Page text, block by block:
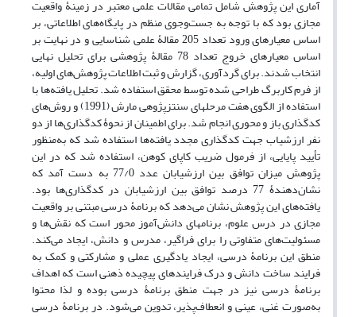
آماری این پژوهش شامل تمامی مقالات علمی معتبر در زمینۀ واقعیت
مجازی بود که با توجه به جست‌وجوی منظم در پایگاه‌های اطلاعاتی، بر
اساس معیارهای ورود تعداد 205 مقالۀ علمی شناسایی و در نهایت بر
اساس معیارهای خروج تعداد 78 مقالۀ پژوهشی برای تحلیل نهایی
انتخاب شدند. برای گردآوری، گزارش و ثبت اطلاعات پژوهش‌های اولیه،
از فرم کاربرگ طراحی شده توسط محقق استفاده شد. تحلیل یافته‌ها با
استفاده از الگوی هفت مرحلهای سنتزپژوهی مارش (1991) و روش‌های
کدگذاری باز و محوری انجام شد. برای اطمینان از نحوۀ کدگذاری‌ها از دو
نفر ارزشیاب جهت کدگذاری مجدد یافته‌ها استفاده شد که به‌منظور
تأیید پایایی، از فرمول ضریب کاپای کوهن، استفاده شد که در این
پژوهش میزان توافق بین ارزشیابان عدد 77/0 به دست آمد که
نشان‌دهندۀ 77 درصد توافق بین ارزشیابان در کدگذاری‌ها بود.
یافته‌های این پژوهش نشان می‌دهد که برنامۀ درسی مبتنی بر واقعیت
مجازی در درس علوم، برنامهای دانش‌آموز محور است که نقش‌ها و
مسئولیت‌های متفاوتی را برای فراگیر، مدرس و دانش، ایجاد می‌کند.
منطق این برنامۀ درسی، ایجاد یادگیری عملی و مشارکتی و کمک به
فرایند ساخت دانش و درک فرایندهای پیچیده ذهنی است که اهداف
برنامۀ درسی نیز در جهت منطق برنامۀ درسی بوده و لذا محتوا
به‌صورت غنی، عینی و انعطاف‌پذیر، تدوین می‌شود. در برنامۀ درسی